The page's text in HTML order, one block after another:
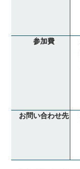
参加費
お問い合わせ先